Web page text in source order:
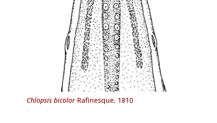
Chlopsis bicolorRafinesque, 1810